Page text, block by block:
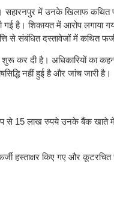
सहारनपुर में उनके खिलाफ कथित
गई है। शिकायत में आरोप
संबंधित दस्तावेजों में कथित
दी है। अधिकारियों का कहना
नहीं हुई है और जांच जारी है।
से 15 लाख रुपये उनके बैंक खाते
हस्ताक्षर किए गए और